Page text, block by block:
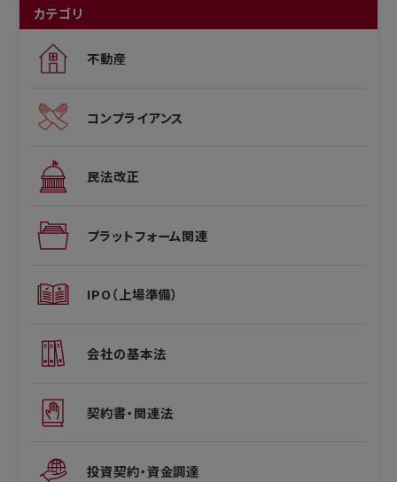
カテゴリ
不動産
コンプライアンス
民法改正
プラットフォーム関連
IPO（上場準備）
会社の基本法
契約書・関連法
投資契約・資金調達